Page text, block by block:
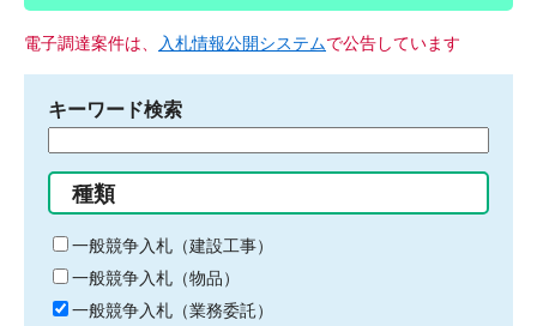
電子調達案件は、 入札情報公開システムで公告しています
キーワード検索
る
キ
ー
ワ
ー
種類
一般競争入札（建設工事）
一般競争入札（物品）
一般競争入札（業務委託）